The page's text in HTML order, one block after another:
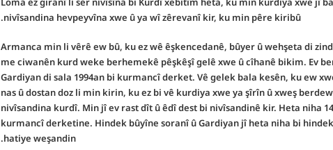
nivîsandina hevpeyvîna xwe û ya wî zêrevanî kir, ku min pêre kiribû.
Armanca min li vêrê ew bû, ku ez wê êşkencedanê, bûyer û wehşeta di
me ciwanên kurd weke berhemekê pêşkêşî gelê xwe û cîhanê bikim. Ev
Gardiyan di sala 1994an bi kurmancî derket. Vê gelek bala kesên, ku ew
nas û dostan doz li min kirin, ku ez bi vê kurdiya xwe ya şîrîn û xweş
nivîsandina kurdî. Min jî ev rast dît û êdî dest bi nivîsandinê kir. Heta niha
kurmancî derketine. Hindek bûyîne soranî û Gardiyan jî heta niha bi
hatiye weşandin.